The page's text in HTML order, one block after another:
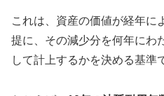
これは、資産の価値が経年に
提に、その減少分を何年にわ
して計上するかを決める基準